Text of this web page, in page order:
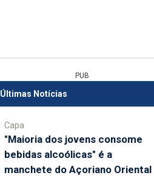
PUB
Últimas Notícias
Capa
"Maioria dos jovens consome
bebidas alcoólicas" é a
manchete do Açoriano Oriental